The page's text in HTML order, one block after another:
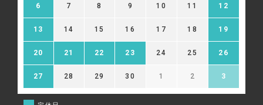
6 7 8 9 10 11 12
13 14 15 16 17 18 19
20 21 22 23 24 25 26
27 28 29 30 1 2 3